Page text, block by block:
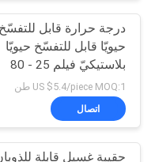
أخبار
اطلب
اقتباس
فيلم
الماء
15
درجة حرارة قابل للتفسّخ
حيويّا قابل للتفسّخ حيويّا
بلاستيكيّ فيلم 25 - 80
Microns سماكة اختياريّ
US $5.4/piece MOQ:1 طن
اتصال
حقيبة غسيل قابلة